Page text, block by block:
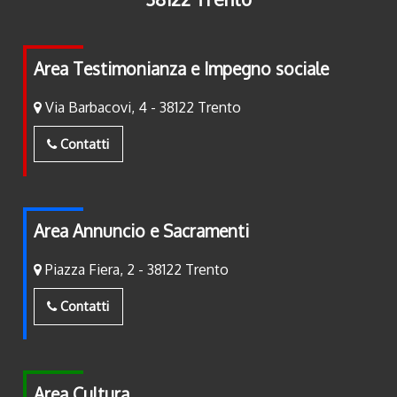
Area Testimonianza e Impegno sociale
Via Barbacovi, 4 - 38122 Trento
Contatti
Area Annuncio e Sacramenti
Piazza Fiera, 2 - 38122 Trento
Contatti